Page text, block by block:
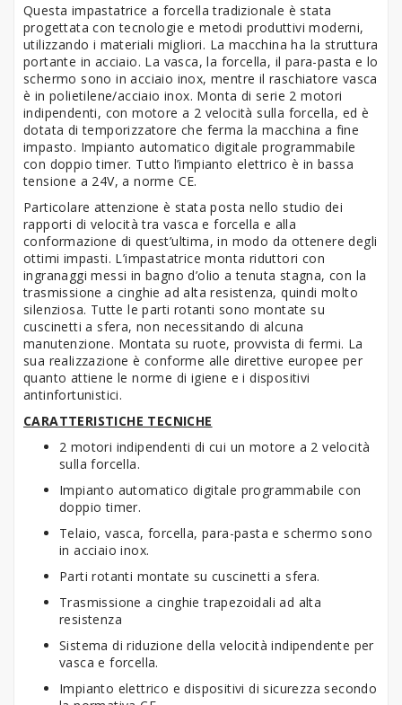
Questa impastatrice a forcella tradizionale è stata
progettata con tecnologie e metodi produttivi moderni,
utilizzando i materiali migliori. La macchina ha la struttura
portante in acciaio. La vasca, la forcella, il para-pasta e lo
schermo sono in acciaio inox, mentre il raschiatore vasca
è in polietilene/acciaio inox. Monta di serie 2 motori
indipendenti, con motore a 2 velocità sulla forcella, ed è
dotata di temporizzatore che ferma la macchina a fine
impasto. Impianto automatico digitale programmabile
con doppio timer. Tutto l’impianto elettrico è in bassa
tensione a 24V, a norme CE.
Particolare attenzione è stata posta nello studio dei
rapporti di velocità tra vasca e forcella e alla
conformazione di quest’ultima, in modo da ottenere degli
ottimi impasti. L’impastatrice monta riduttori con
ingranaggi messi in bagno d’olio a tenuta stagna, con la
trasmissione a cinghie ad alta resistenza, quindi molto
silenziosa. Tutte le parti rotanti sono montate su
cuscinetti a sfera, non necessitando di alcuna
manutenzione. Montata su ruote, provvista di fermi. La
sua realizzazione è conforme alle direttive europee per
quanto attiene le norme di igiene e i dispositivi
antinfortunistici.
CARATTERISTICHE TECNICHE
2 motori indipendenti di cui un motore a 2 velocità
sulla forcella.
Impianto automatico digitale programmabile con
doppio timer.
Telaio, vasca, forcella, para-pasta e schermo sono
in acciaio inox.
Parti rotanti montate su cuscinetti a sfera.
Trasmissione a cinghie trapezoidali ad alta
resistenza
Sistema di riduzione della velocità indipendente per
vasca e forcella.
Impianto elettrico e dispositivi di sicurezza secondo